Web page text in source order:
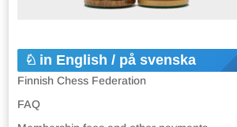
in English / på svenska
Finnish Chess Federation
FAQ